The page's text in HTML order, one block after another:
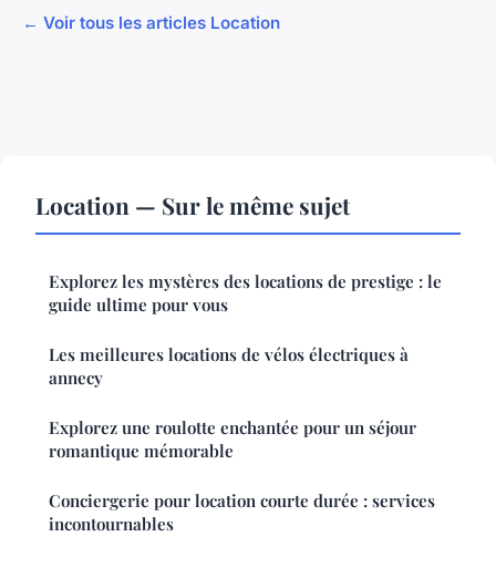
← Voir tous les articles Location
Location — Sur le même sujet
Explorez les mystères des locations de prestige : le
guide ultime pour vous
Les meilleures locations de vélos électriques à
annecy
Explorez une roulotte enchantée pour un séjour
romantique mémorable
Conciergerie pour location courte durée : services
incontournables